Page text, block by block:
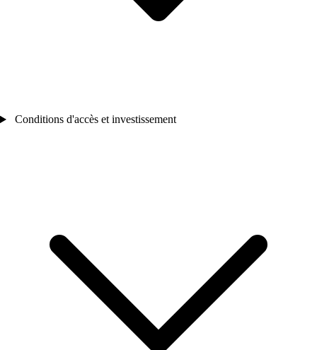
Conditions d'accès et investissement